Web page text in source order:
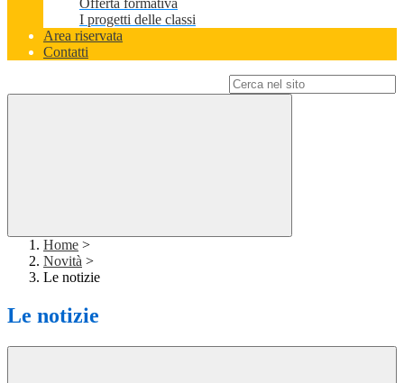
Offerta formativa
I progetti delle classi
Area riservata
Contatti
Home >
Novità >
Le notizie
Le notizie